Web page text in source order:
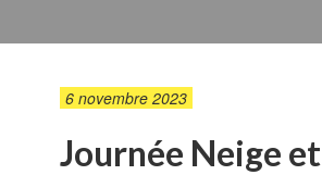
6 novembre 2023
Journée Neige et